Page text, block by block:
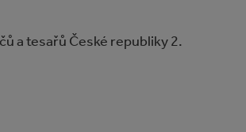
a tesařů České republiky 2.